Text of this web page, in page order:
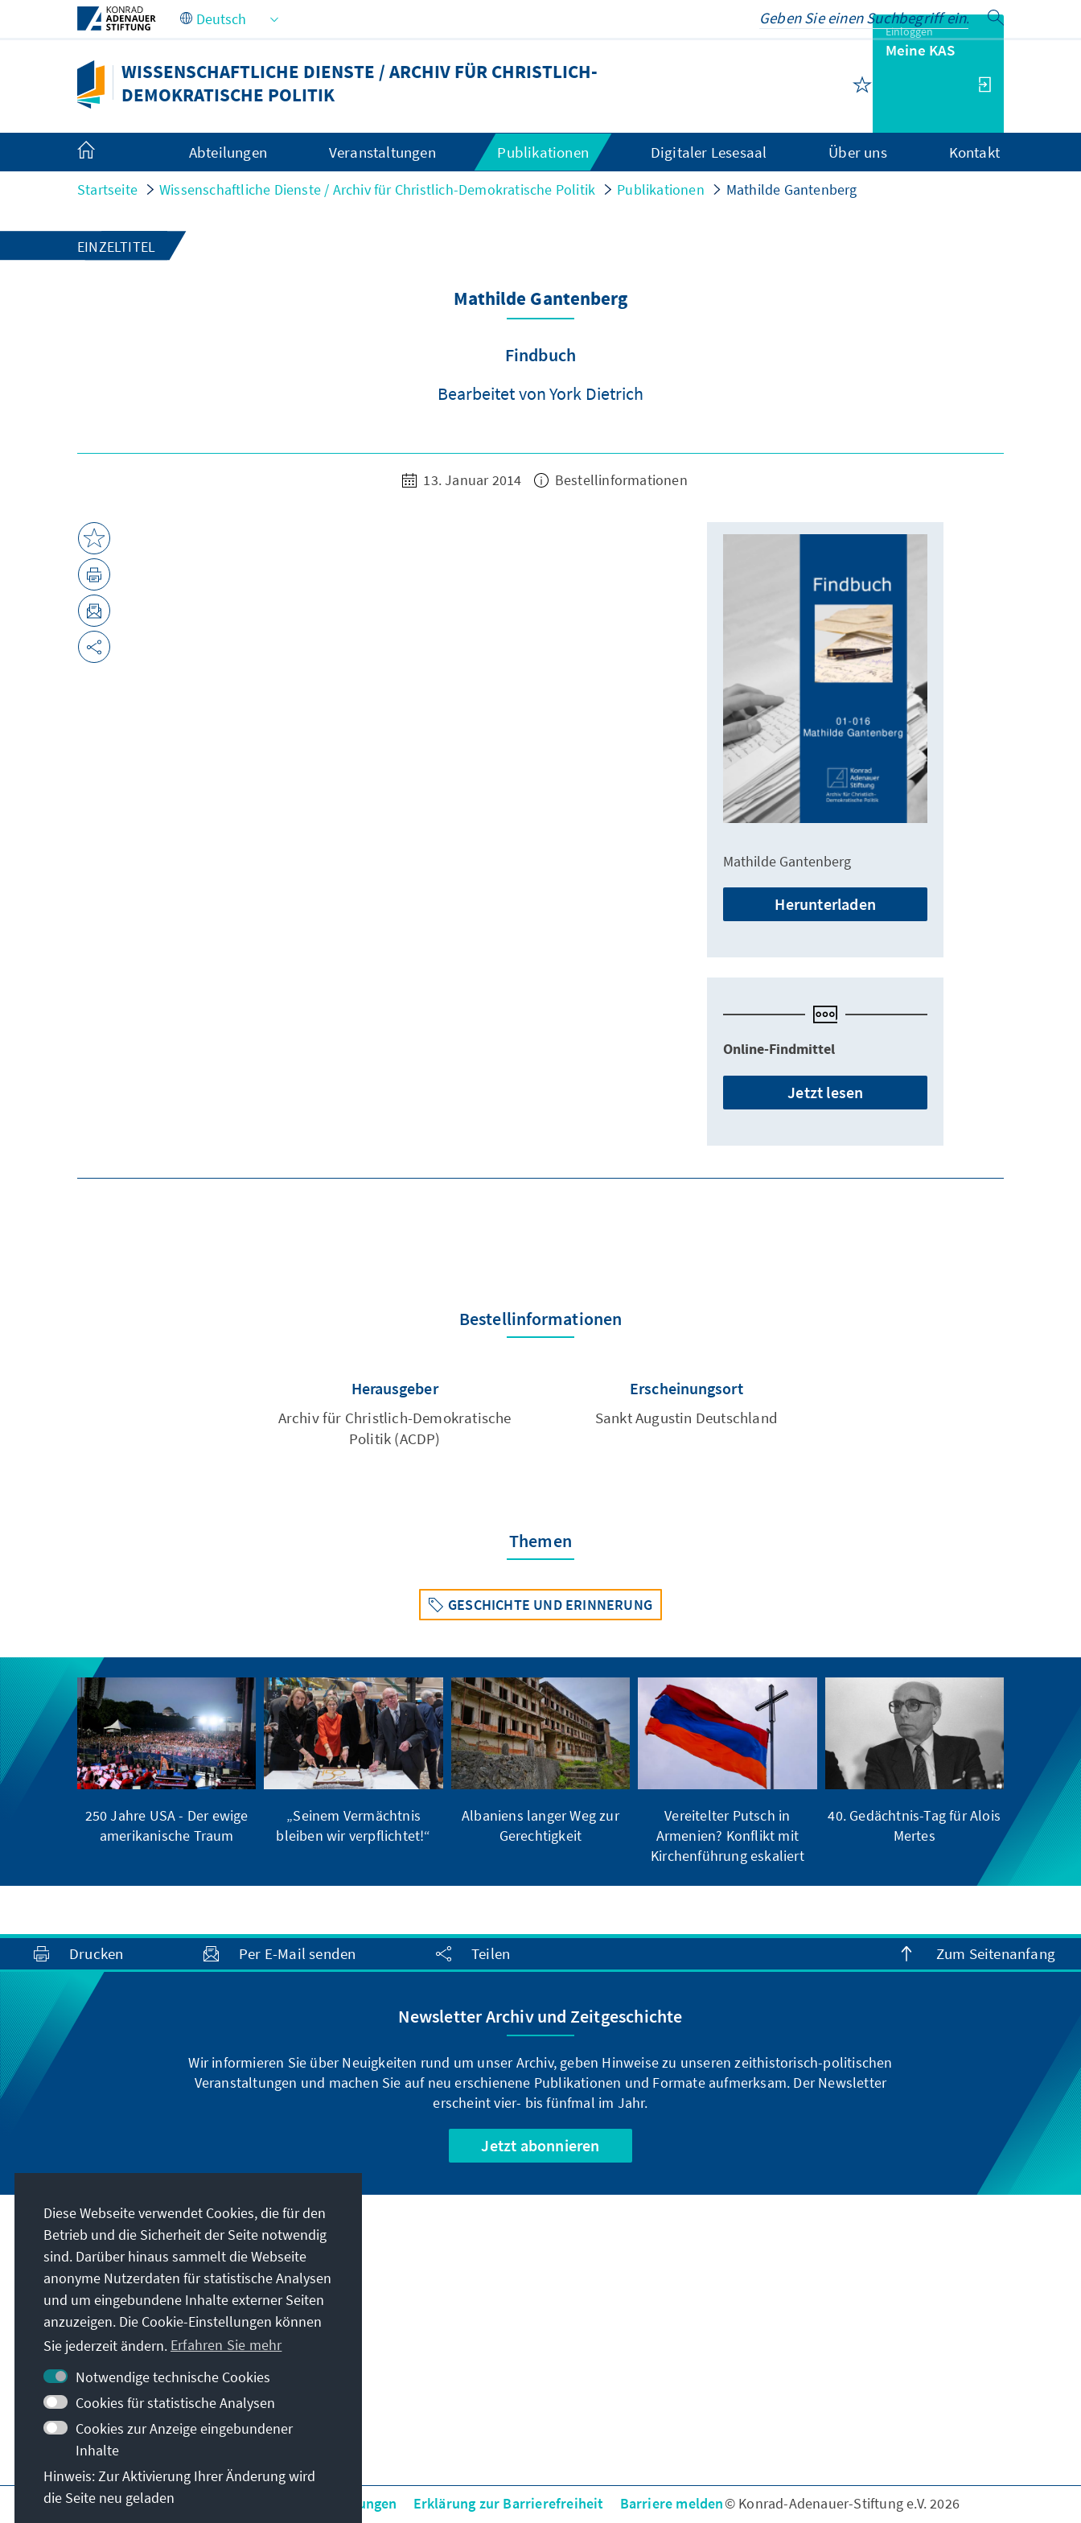
Zum Hauptinhalt springen
WISSENSCHAFTLICHE DIENSTE / ARCHIV FÜR CHRISTLICH-
DEMOKRATISCHE POLITIK
Einloggen
Meine KAS
Abteilungen Veranstaltungen Publikationen Digitaler Lesesaal Über uns Kontakt
Startseite Wissenschaftliche Dienste / Archiv für Christlich-Demokratische Politik Publikationen Mathilde Gantenberg
EINZELTITEL
Mathilde Gantenberg
Findbuch
Bearbeitet von York Dietrich
13. Januar 2014 Bestellinformationen
Mathilde Gantenberg
Herunterladen
Online-Findmittel
Jetzt lesen
Bestellinformationen
Herausgeber
Archiv für Christlich-Demokratische
Politik (ACDP)
Erscheinungsort
Sankt Augustin Deutschland
Themen
GESCHICHTE UND ERINNERUNG
250 Jahre USA - Der ewige
amerikanische Traum
„Seinem Vermächtnis
bleiben wir verpflichtet!“
Albaniens langer Weg zur
Gerechtigkeit
Vereitelter Putsch in
Armenien? Konflikt mit
Kirchenführung eskaliert
40. Gedächtnis-Tag für Alois
Mertes
Drucken Per E-Mail senden Teilen Zum Seitenanfang
Newsletter Archiv und Zeitgeschichte
Wir informieren Sie über Neuigkeiten rund um unser Archiv, geben Hinweise zu unseren zeithistorisch-politischen
Veranstaltungen und machen Sie auf neu erschienene Publikationen und Formate aufmerksam. Der Newsletter
erscheint vier- bis fünfmal im Jahr.
Jetzt abonnieren
Besuchen Sie auch
Digitales Lernportal Adenauer Campus
Stipendiatenportal VIBESA
Altstipendiaten-Netzwerk
Digitaler Lesesaal
Villa La Collina – Cadenabbia
Spende / Unterstützen Sie uns!
Impressum Datenschutz Nutzungsbedinungen Erklärung zur Barrierefreiheit Barriere melden© Konrad-Adenauer-Stiftung e.V. 2026
Diese Webseite verwendet Cookies, die für den
Betrieb und die Sicherheit der Seite notwendig
sind. Darüber hinaus sammelt die Webseite
anonyme Nutzerdaten für statistische Analysen
und um eingebundene Inhalte externer Seiten
anzuzeigen. Die Cookie-Einstellungen können
Sie jederzeit ändern. Erfahren Sie mehr
Notwendige technische Cookies
Cookies für statistische Analysen
Cookies zur Anzeige eingebundener
Inhalte
Hinweis: Zur Aktivierung Ihrer Änderung wird
die Seite neu geladen